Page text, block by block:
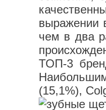
выражении
чем в два
ТОП-3
(15,1%),